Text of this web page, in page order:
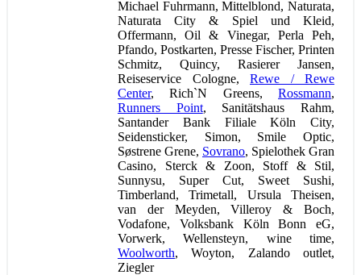
Michael Fuhrmann, Mittelblond, Naturata,
Naturata City & Spiel und Kleid,
Offermann, Oil & Vinegar, Perla Peh,
Pfando, Postkarten, Presse Fischer, Printen
Schmitz, Quincy, Rasierer Jansen,
Reiseservice Cologne, Rewe / Rewe
Center, Rich`N Greens, Rossmann,
Runners Point, Sanitätshaus Rahm,
Santander Bank Filiale Köln City,
Seidensticker, Simon, Smile Optic,
Søstrene Grene, Sovrano, Spielothek Gran
Casino, Sterck & Zoon, Stoff & Stil,
Sunnysu, Super Cut, Sweet Sushi,
Timberland, Trimetall, Ursula Theisen,
van der Meyden, Villeroy & Boch,
Vodafone, Volksbank Köln Bonn eG,
Vorwerk, Wellensteyn, wine time,
Woolworth, Woyton, Zalando outlet,
Ziegler